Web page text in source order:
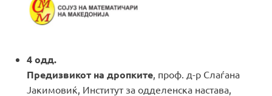
4 одд.
Предизвикот на дропките , проф. д-р Слаѓана
Јакимовиќ, Институт за одделенска настава,